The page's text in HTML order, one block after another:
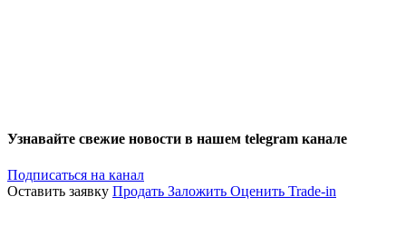
Узнавайте свежие новости в нашем telegram канале
Подписаться на канал
Оставить заявку Продать Заложить Оценить Trade-in